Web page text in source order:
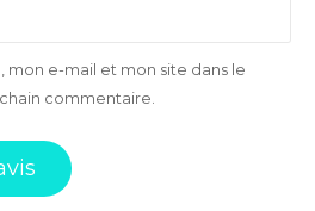
mon e-mail et mon site dans le
commentaire.